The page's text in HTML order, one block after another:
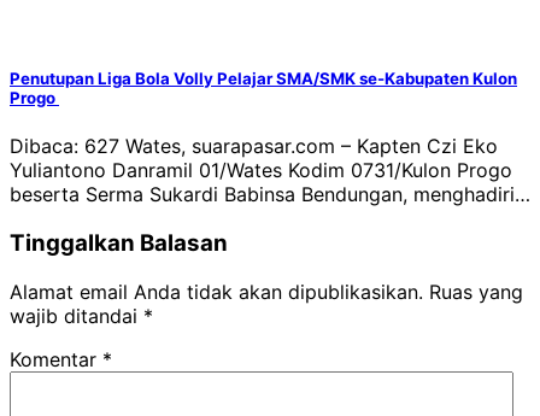
Penutupan Liga Bola Volly Pelajar SMA/SMK se-Kabupaten Kulon
Progo
Dibaca: 627 Wates, suarapasar.com – Kapten Czi Eko
Yuliantono Danramil 01/Wates Kodim 0731/Kulon Progo
beserta Serma Sukardi Babinsa Bendungan, menghadiri…
Tinggalkan Balasan
Alamat email Anda tidak akan dipublikasikan. Ruas yang
wajib ditandai *
Komentar *